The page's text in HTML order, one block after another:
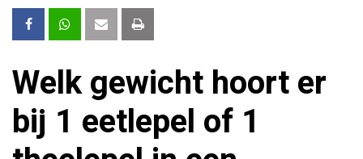
Welk gewicht hoort er
bij 1 eetlepel of 1